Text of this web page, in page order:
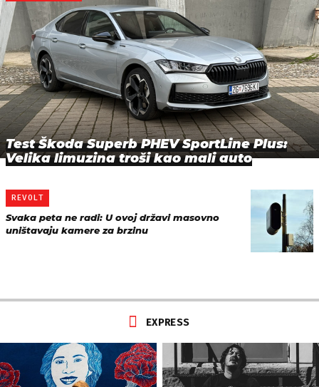
Test Škoda Superb PHEV SportLine Plus:
Velika limuzina troši kao mali auto
REVOLT
Svaka peta ne radi: U ovoj državi masovno
uništavaju kamere za brzinu